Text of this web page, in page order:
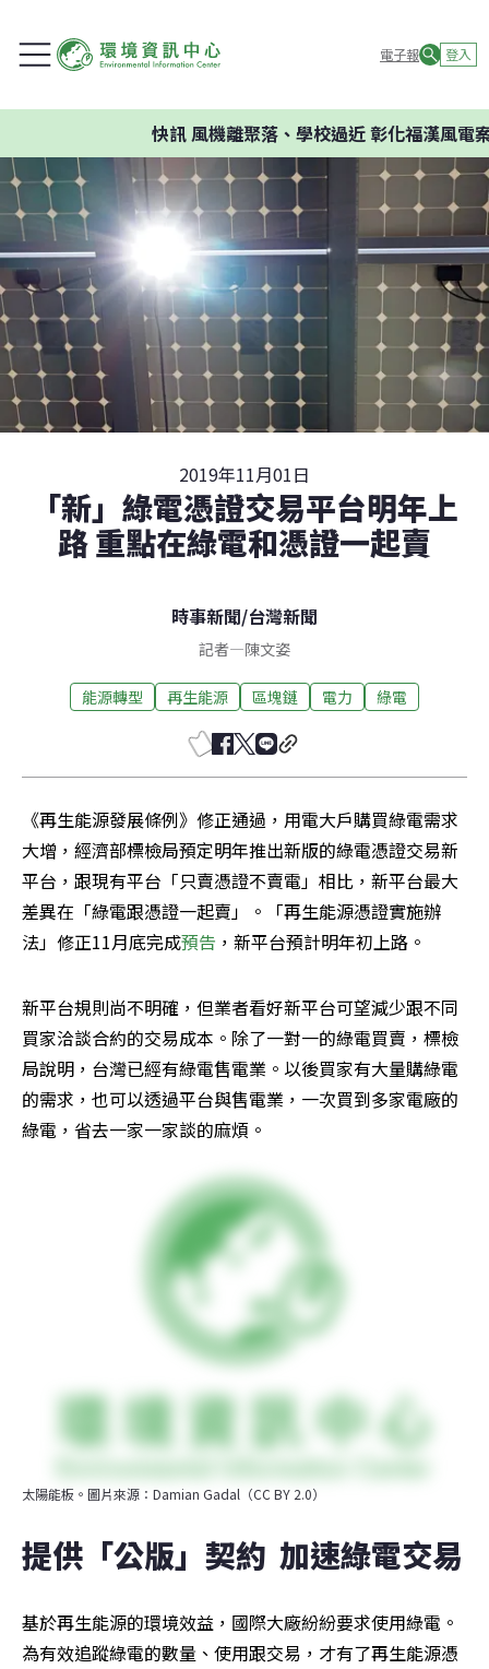
電子報 登入
快訊風機離聚落、學校過近 彰化福漢風電案環
2019年11月01日
「新」綠電憑證交易平台明年上
路 重點在綠電和憑證一起賣
時事新聞/台灣新聞
記者—陳文姿
能源轉型 再生能源 區塊鏈 電力 綠電
《再生能源發展條例》修正通過，用電大戶購買綠電需求
大增，經濟部標檢局預定明年推出新版的綠電憑證交易新
平台，跟現有平台「只賣憑證不賣電」相比，新平台最大
差異在「綠電跟憑證一起賣」。「再生能源憑證實施辦
法」修正11月底完成預告 ，新平台預計明年初上路。
新平台規則尚不明確，但業者看好新平台可望減少跟不同
買家洽談合約的交易成本。除了一對一的綠電買賣，標檢
局說明，台灣已經有綠電售電業。以後買家有大量購綠電
的需求，也可以透過平台與售電業，一次買到多家電廠的
綠電，省去一家一家談的麻煩。
太陽能板。圖片來源：Damian Gadal（CC BY 2.0）
提供「公版」契約  加速綠電交易
基於再生能源的環境效益，國際大廠紛紛要求使用綠電。
為有效追蹤綠電的數量、使用跟交易，才有了再生能源憑